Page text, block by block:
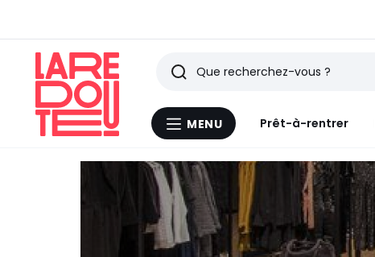
Redoute
Menu
MENU Prêt-à-rentrer
Rechercher
Derniers
articles
vus